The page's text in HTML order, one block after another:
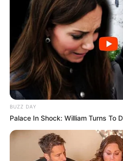
BUZZ DAY
Palace In Shock: William Turns To